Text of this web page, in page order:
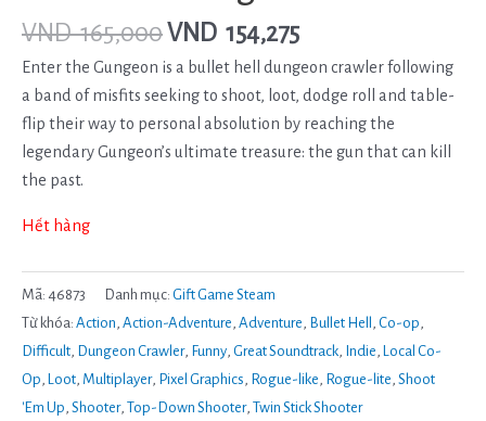
VND165,000VND 154,275
Enter the Gungeon is a bullet hell dungeon crawler following
a band of misfits seeking to shoot, loot, dodge roll and table-
flip their way to personal absolution by reaching the
legendary Gungeon’s ultimate treasure: the gun that can kill
the past.
Hết hàng
Mã: 46873 Danh mục: Gift Game Steam
Từ khóa: Action Action-Adventure Adventure Bullet Hell Co-op
Difficult Dungeon Crawler, Funny Great Soundtrack Indie Local Co-
Op Loot Multiplayer, Pixel Graphics Rogue-like Rogue-lite Shoot
'Em Up Shooter, Top-Down Shooter, Twin Stick Shooter